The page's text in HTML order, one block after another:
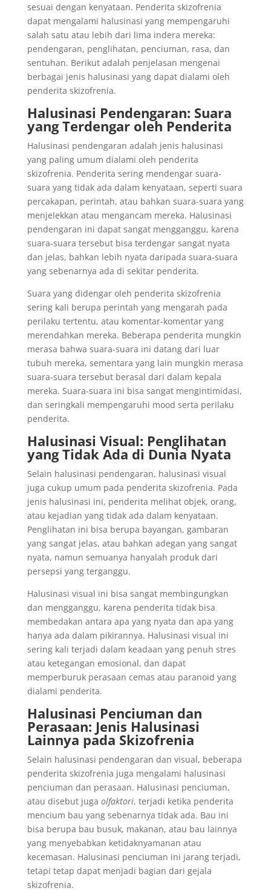
sesuai dengan kenyataan. Penderita skizofrenia
dapat mengalami halusinasi yang mempengaruhi
salah satu atau lebih dari lima indera mereka:
pendengaran, penglihatan, penciuman, rasa, dan
sentuhan. Berikut adalah penjelasan mengenai
berbagai jenis halusinasi yang dapat dialami oleh
penderita skizofrenia.
Halusinasi Pendengaran: Suara
yang Terdengar oleh Penderita
Halusinasi pendengaran adalah jenis halusinasi
yang paling umum dialami oleh penderita
skizofrenia. Penderita sering mendengar suara-
suara yang tidak ada dalam kenyataan, seperti suara
percakapan, perintah, atau bahkan suara-suara yang
menjelekkan atau mengancam mereka. Halusinasi
pendengaran ini dapat sangat mengganggu, karena
suara-suara tersebut bisa terdengar sangat nyata
dan jelas, bahkan lebih nyata daripada suara-suara
yang sebenarnya ada di sekitar penderita.
Suara yang didengar oleh penderita skizofrenia
sering kali berupa perintah yang mengarah pada
perilaku tertentu, atau komentar-komentar yang
merendahkan mereka. Beberapa penderita mungkin
merasa bahwa suara-suara ini datang dari luar
tubuh mereka, sementara yang lain mungkin merasa
suara-suara tersebut berasal dari dalam kepala
mereka. Suara-suara ini bisa sangat mengintimidasi,
dan seringkali mempengaruhi mood serta perilaku
penderita.
Halusinasi Visual: Penglihatan
yang Tidak Ada di Dunia Nyata
Selain halusinasi pendengaran, halusinasi visual
juga cukup umum pada penderita skizofrenia. Pada
jenis halusinasi ini, penderita melihat objek, orang,
atau kejadian yang tidak ada dalam kenyataan.
Penglihatan ini bisa berupa bayangan, gambaran
yang sangat jelas, atau bahkan adegan yang sangat
nyata, namun semuanya hanyalah produk dari
persepsi yang terganggu.
Halusinasi visual ini bisa sangat membingungkan
dan mengganggu, karena penderita tidak bisa
membedakan antara apa yang nyata dan apa yang
hanya ada dalam pikirannya. Halusinasi visual ini
sering kali terjadi dalam keadaan yang penuh stres
atau ketegangan emosional, dan dapat
memperburuk perasaan cemas atau paranoid yang
dialami penderita.
Halusinasi Penciuman dan
Perasaan: Jenis Halusinasi
Lainnya pada Skizofrenia
Selain halusinasi pendengaran dan visual, beberapa
penderita skizofrenia juga mengalami halusinasi
penciuman dan perasaan. Halusinasi penciuman,
atau disebut juga olfaktori, terjadi ketika penderita
mencium bau yang sebenarnya tidak ada. Bau ini
bisa berupa bau busuk, makanan, atau bau lainnya
yang menyebabkan ketidaknyamanan atau
kecemasan. Halusinasi penciuman ini jarang terjadi,
tetapi tetap dapat menjadi bagian dari gejala
skizofrenia.